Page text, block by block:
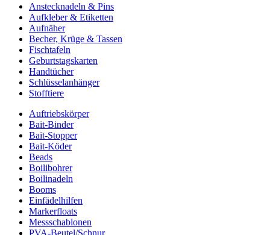
Anstecknadeln & Pins
Aufkleber & Etiketten
Aufnäher
Becher, Krüge & Tassen
Fischtafeln
Geburtstagskarten
Handtücher
Schlüsselanhänger
Stofftiere
Auftriebskörper
Bait-Binder
Bait-Stopper
Bait-Köder
Beads
Boilibohrer
Boilinadeln
Booms
Einfädelhilfen
Markerfloats
Messschablonen
PVA-Beutel/Schnur